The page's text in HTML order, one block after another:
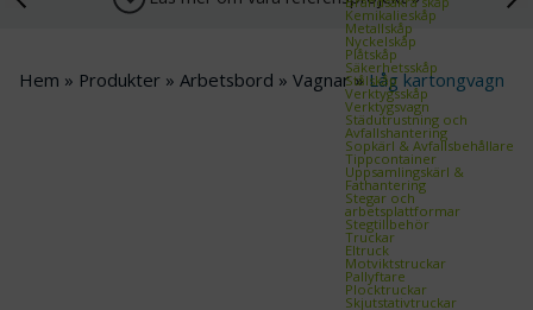
Kemikalieskåp
Metallskåp
Nyckelskåp
Plåtskåp
Säkerhetsskåp
Stålskåp
Verktygsskåp
Verktygsvagn
Städutrustning och
Avfallshantering
Sopkärl & Avfallsbehållare
Tippcontainer
Uppsamlingskärl &
Fathantering
Stegar och
arbetsplattformar
Stegtillbehör
Truckar
Eltruck
Motviktstruckar
Pallyftare
Plocktruckar
Skjutstativtruckar
Hem » Produkter » Arbetsbord » Vagnar»Låg kartongvagn